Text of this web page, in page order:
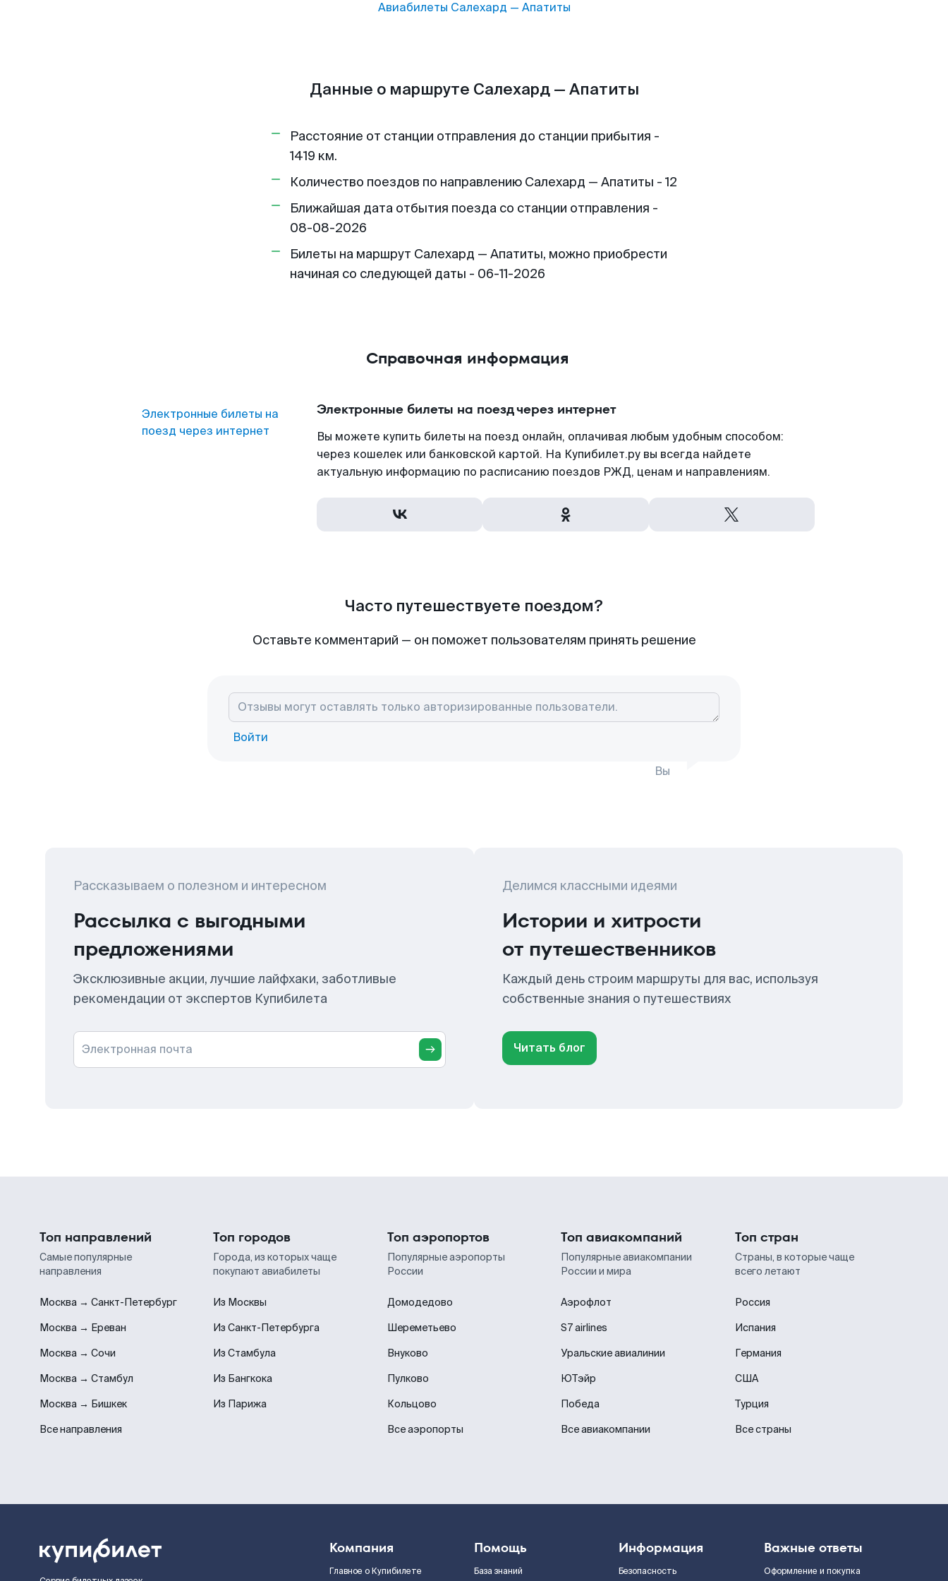
Авиабилеты Салехард — Апатиты
Данные о маршруте Салехард — Апатиты
Расстояние от станции отправления до станции прибытия -
1419 км.
Количество поездов по направлению Салехард — Апатиты - 12
Ближайшая дата отбытия поезда со станции отправления -
08-08-2026
Билеты на маршрут Салехард — Апатиты, можно приобрести
начиная со следующей даты - 06-11-2026
Справочная информация
Электронные билеты на
поезд через интернет
Электронные билеты на поезд через интернет
Вы можете купить билеты на поезд онлайн, оплачивая любым удобным способом:
через кошелек или банковской картой. На Купибилет.ру вы всегда найдете
актуальную информацию по расписанию поездов РЖД, ценам и направлениям.
Часто путешествуете поездом?
Оставьте комментарий — он поможет пользователям принять решение
Войти
Вы
Рассказываем о полезном и интересном
Рассылка с выгодными
предложениями
Эксклюзивные акции, лучшие лайфхаки, заботливые
рекомендации от экспертов Купибилета
Электронная почта
Делимся классными идеями
Истории и хитрости
от путешественников
Каждый день строим маршруты для вас, используя
собственные знания о путешествиях
Читать блог
Топ направлений
Самые популярные
направления
Москва → Санкт-Петербург
Москва → Ереван
Москва → Сочи
Москва → Стамбул
Москва → Бишкек
Все направления
Топ городов
Города, из которых чаще
покупают авиабилеты
Из Москвы
Из Санкт-Петербурга
Из Стамбула
Из Бангкока
Из Парижа
Топ аэропортов
Популярные аэропорты
России
Домодедово
Шереметьево
Внуково
Пулково
Кольцово
Все аэропорты
Топ авиакомпаний
Популярные авиакомпании
России и мира
Аэрофлот
S7 airlines
Уральские авиалинии
ЮТэйр
Победа
Все авиакомпании
Топ стран
Страны, в которые чаще
всего летают
Россия
Испания
Германия
США
Турция
Все страны
Компания
Главное о Купибилете
Помощь
База знаний
Информация
Безопасность
Важные ответы
Оформление и покупка